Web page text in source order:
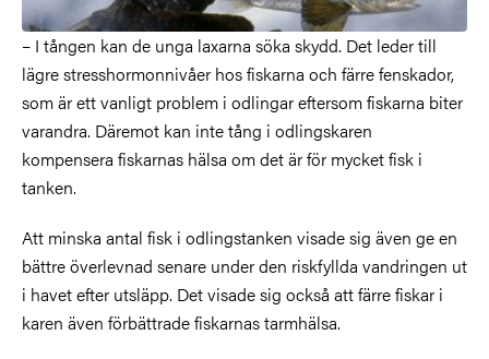
– I tången kan de unga laxarna söka skydd. Det leder till
lägre stresshormonnivåer hos fiskarna och färre fenskador,
som är ett vanligt problem i odlingar eftersom fiskarna biter
varandra. Däremot kan inte tång i odlingskaren
kompensera fiskarnas hälsa om det är för mycket fisk i
tanken.
Att minska antal fisk i odlingstanken visade sig även ge en
bättre överlevnad senare under den riskfyllda vandringen ut
i havet efter utsläpp. Det visade sig också att färre fiskar i
karen även förbättrade fiskarnas tarmhälsa.